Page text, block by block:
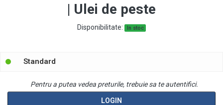
| Ulei de peste
Disponibilitate: In stoc
Standard
Pentru a putea vedea preturile, trebuie sa te autentifici.
LOGIN